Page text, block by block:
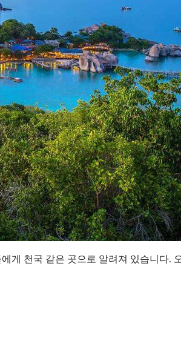
게 천국 같은 곳으로 알려져 있습니다.